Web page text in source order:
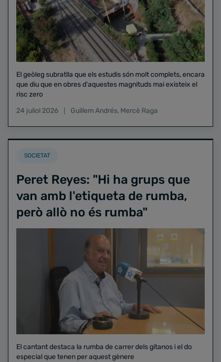
El geòleg subratlla que els estudis són molt complets, encara
que diu que en obres d'aquestes magnituds mai existeix el
risc zero
24 juliol 2026
Guillem Andrés, Mercè Raga
SOCIETAT
Peret Reyes: "Hi ha grups que
van amb l'etiqueta de rumba,
però allò no és rumba"
El cantant destaca la rumba de carrer dels gitanos i el do
especial que tenen per aquest gènere